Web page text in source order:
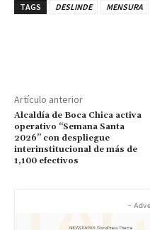
TAGS DESLINDE MENSURA
Artículo anterior
Alcaldía de Boca Chica activa
operativo “Semana Santa
2026” con despliegue
interinstitucional de más de
1,100 efectivos
-